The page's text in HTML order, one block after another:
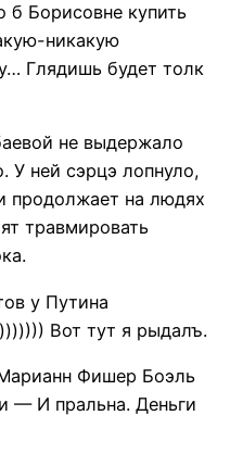
Борисовне купить
никакую
Глядишь будет толк
не выдержало
У ней сэрцэ лопнуло,
продолжает на людях
травмировать
у Путина
Вот тут я рыдалъ.
Фишер Боэль
— И пральна. Деньги